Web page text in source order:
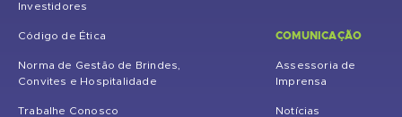
Investidores
Código de Ética
Norma de Gestão de Brindes,
Convites e Hospitalidade
Trabalhe Conosco
COMUNICAÇÃO
Assessoria de
Imprensa
Notícias